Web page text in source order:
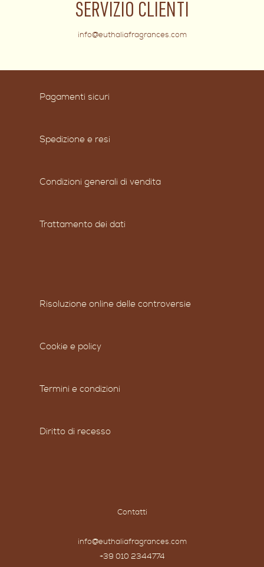
SERVIZIO CLIENTI
info@euthaliafragrances.com
Pagamenti sicuri
Spedizione e resi
Condizioni generali di vendita
Trattamento dei dati
Risoluzione online delle controversie
Cookie e policy
Termini e condizioni
Diritto di recesso
Contatti
info@euthaliafragrances.com
+39 010 2344774